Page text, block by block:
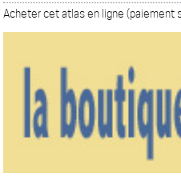
Acheter cet atlas en ligne (paiement